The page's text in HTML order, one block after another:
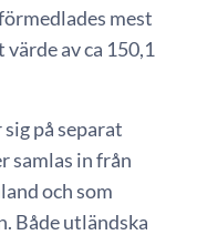
mest
av ca 150,1
på separat
samlas in från
och som
Både utländska